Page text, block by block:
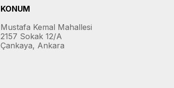
KONUM
Mustafa Kemal Mahallesi
2157 Sokak 12/A
Çankaya, Ankara